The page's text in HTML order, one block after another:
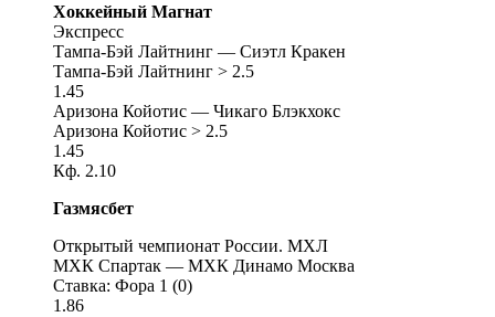
Хоккейный Магнат
Экспресс
Тампа-Бэй Лайтнинг — Сиэтл Кракен
Тампа-Бэй Лайтнинг > 2.5
1.45
Аризона Койотис — Чикаго Блэкхокс
Аризона Койотис > 2.5
1.45
Кф. 2.10
Газмясбет
Открытый чемпионат России. МХЛ
МХК Спартак — МХК Динамо Москва
Ставка: Фора 1 (0)
1.86